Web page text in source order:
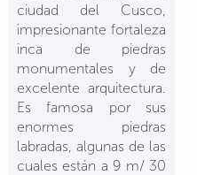
ciudad del Cusco,
impresionante fortaleza
inca de piedras
monumentales y de
excelente arquitectura.
Es famosa por sus
enormes piedras
labradas, algunas de las
cuales están a 9 m/ 30